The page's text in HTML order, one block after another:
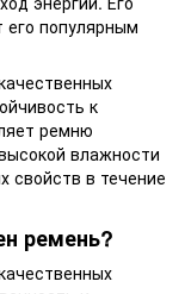
популярным
к
ремню
влажности
свойств в течение
ремень?